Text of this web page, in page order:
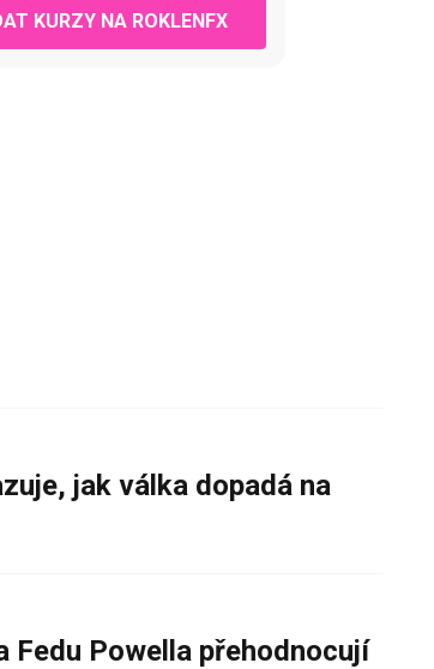
KURZY NA ROKLENFX
jak válka dopadá na
Powella přehodnocují